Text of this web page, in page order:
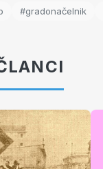
#gradonačelnik